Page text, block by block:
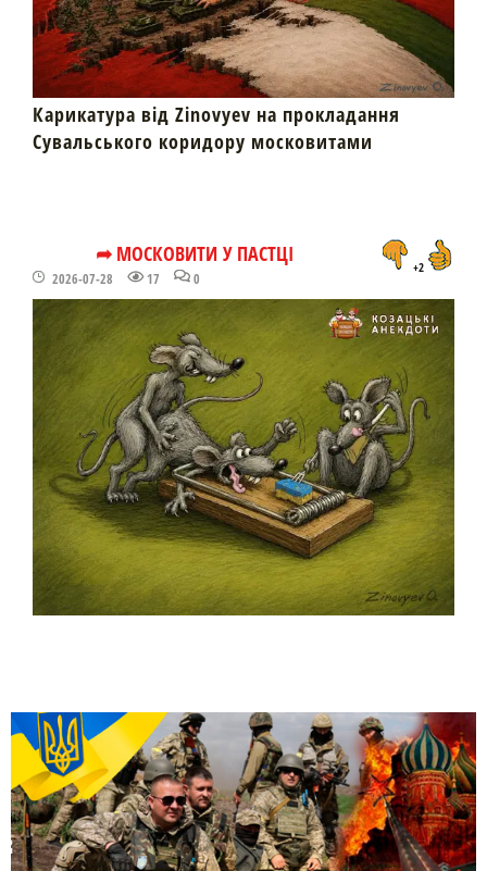
Карикатура від Zinovyev на прокладання
Сувальського коридору московитами
➦ МОСКОВИТИ У ПАСТЦІ
2026-07-28 17 0
+2